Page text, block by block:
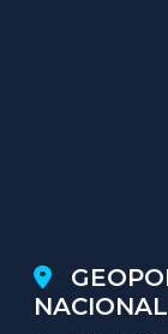
NACIONAL